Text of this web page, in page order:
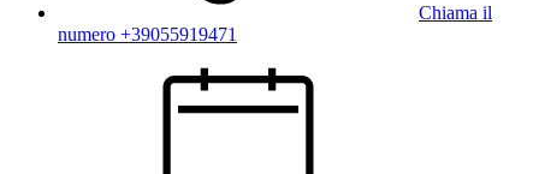
Chiama il
numero +39055919471